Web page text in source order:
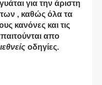
για την άριστη
, καθώς όλα τα
κανόνες και τις
απο
οδηγίες.